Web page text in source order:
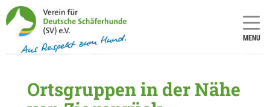
MENU
Ortsgruppen in der Nähe